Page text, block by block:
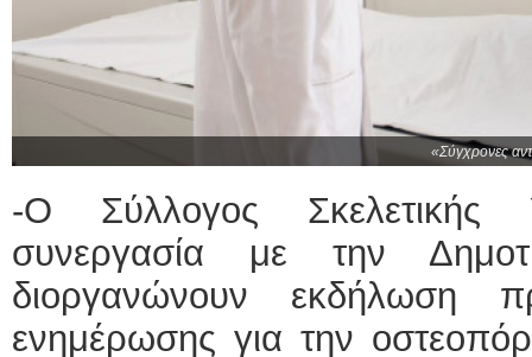
«Σύγχρονες
-Ο Σύλλογος Σκελετικής
συνεργασία με την
διοργανώνουν εκδήλωση
ενημέρωσης για την